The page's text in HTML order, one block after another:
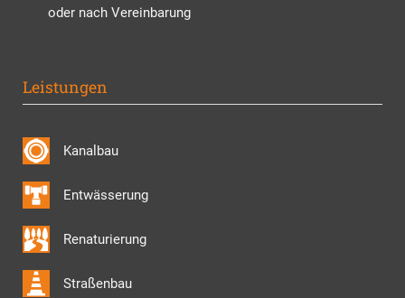
oder nach Vereinbarung
Leistungen
Kanalbau
Entwässerung
Renaturierung
Straßenbau